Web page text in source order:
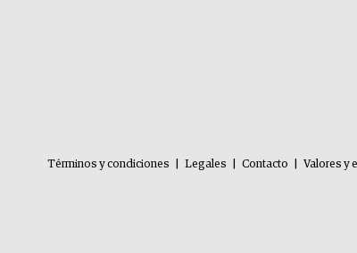
Términos y condiciones Legales Contacto Valores y